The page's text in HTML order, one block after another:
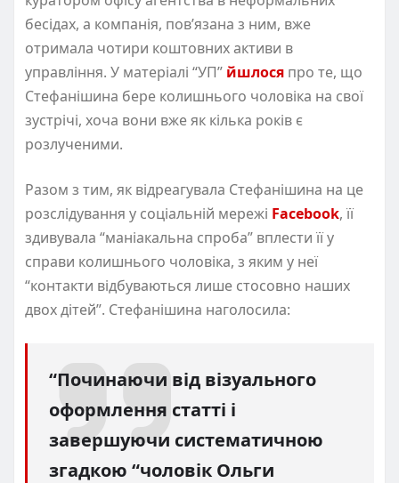
бесідах, а компанія, пов’язана з ним, вже
отримала чотири коштовних активи в
управління. У матеріалі “УП” йшлося про те, що
Стефанішина бере колишнього чоловіка на свої
зустрічі, хоча вони вже як кілька років є
розлученими.
Разом з тим, як відреагувала Стефанішина на це
розслідування у соціальній мережі Facebook, її
здивувала “маніакальна спроба” вплести її у
справи колишнього чоловіка, з яким у неї
“контакти відбуваються лише стосовно наших
двох дітей”. Стефанішина наголосила:
“Починаючи від візуального
оформлення статті і
завершуючи систематичною
згадкою “чоловік Ольги